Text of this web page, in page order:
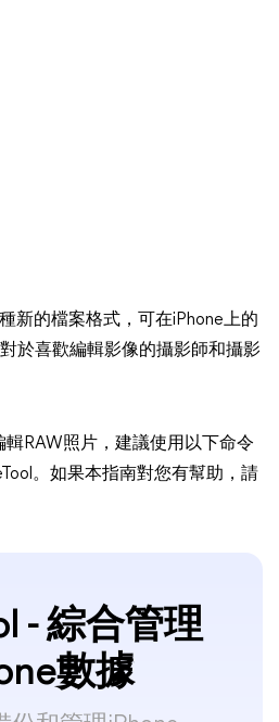
新的檔案格式，可在iPhone上的
於喜歡編輯影像的攝影師和攝影
RAW照片，建議使用以下命令
。如果本指南對您有幫助，請
- 綜合管理
數據